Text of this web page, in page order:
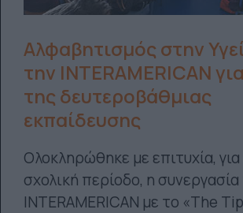
Αλφαβητισμός στην
την INTERAMERICAN
της δευτεροβάθμιας
εκπαίδευσης
Ολοκληρώθηκε με επιτυχία,
σχολική περίοδο, η
INTERAMERICAN με το «The